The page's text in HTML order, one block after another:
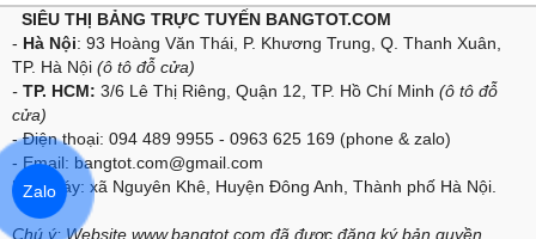
SIÊU THỊ BẢNG TRỰC TUYẾN BANGTOT.COM
- Hà Nội: 93 Hoàng Văn Thái, P. Khương Trung, Q. Thanh Xuân,
TP. Hà Nội (ô tô đỗ cửa)
- TP. HCM: 3/6 Lê Thị Riêng, Quận 12, TP. Hồ Chí Minh (ô tô đỗ
cửa)
- Điện thoại: 094 489 9955 - 0963 625 169 (phone & zalo)
- Email: bangtot.com@gmail.com
Nhà Máy: xã Nguyên Khê, Huyện Đông Anh, Thành phố Hà Nội.
Chú ý: Website www.bangtot.com đã được đăng ký bản quyền,
Zalo